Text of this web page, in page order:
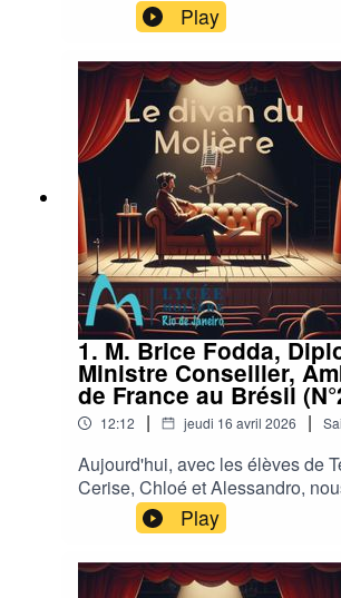
Play
1. M. Brice Fodda,
Ministre Conseiller,
de France au Brésil
12:12 | jeudi 16 avril 2026 |
Aujourd'hui, avec les élèves de
Cerise, Chloé et Alessandro,
N°2 de l'Ambassade de France
Brice Fodda.
Play